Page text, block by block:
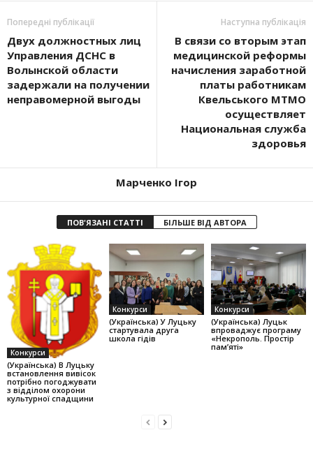
Попередні публікації
Двух должностных лиц
Управления ДСНС в
Волынской области
задержали на получении
неправомерной выгоды
Наступна публікація
В связи со вторым этап
медицинской реформы
начисления заработной
платы работникам
Квельського МТМО
осуществляет
Национальная служба
здоровья
Марченко Ігор
ПОВ'ЯЗАНІ СТАТТІ БІЛЬШЕ ВІД АВТОРА
Конкурси
(Українська) В Луцьку
встановлення вивісок
потрібно погоджувати
з відділом охорони
культурної спадщини
Конкурси
(Українська) У Луцьку
стартувала друга
школа гідів
Конкурси
(Українська) Луцьк
впроваджує програму
«Некрополь. Простір
пам’яті»